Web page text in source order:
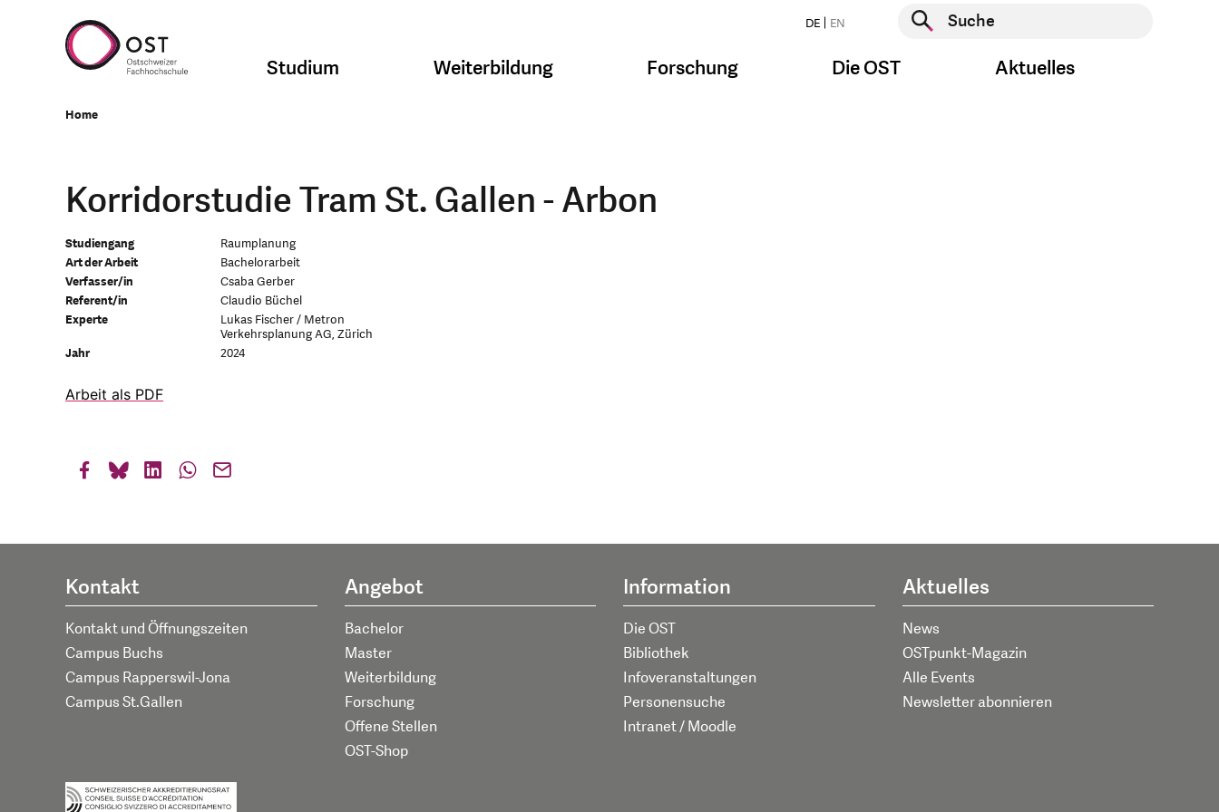
DE EN
Suche starten
Studium Weiterbildung Forschung Die OST Aktuelles
Home
Korridorstudie Tram St. Gallen - Arbon
Studiengang
Raumplanung
Art der Arbeit
Bachelorarbeit
Verfasser/in
Csaba Gerber
Referent/in
Claudio Büchel
Experte
Lukas Fischer / Metron
Verkehrsplanung AG, Zürich
Jahr
2024
Arbeit als PDF
Kontakt
Kontakt und Öffnungszeiten
Campus Buchs
Campus Rapperswil-Jona
Campus St.Gallen
Angebot
Bachelor
Master
Weiterbildung
Forschung
Offene Stellen
OST-Shop
Information
Die OST
Bibliothek
Infoveranstaltungen
Personensuche
Intranet / Moodle
Aktuelles
News
OSTpunkt-Magazin
Alle Events
Newsletter abonnieren